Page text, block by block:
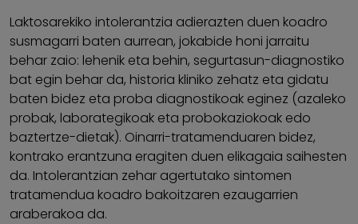
Laktosarekiko intolerantzia adierazten duen koadro
susmagarri baten aurrean, jokabide honi jarraitu
behar zaio: lehenik eta behin, segurtasun-diagnostiko
bat egin behar da, historia kliniko zehatz eta gidatu
baten bidez eta proba diagnostikoak eginez (azaleko
probak, laborategikoak eta probokaziokoak edo
baztertze-dietak). Oinarri-tratamenduaren bidez,
kontrako erantzuna eragiten duen elikagaia saihesten
da. Intolerantzian zehar agertutako sintomen
tratamendua koadro bakoitzaren ezaugarrien
araberakoa da.